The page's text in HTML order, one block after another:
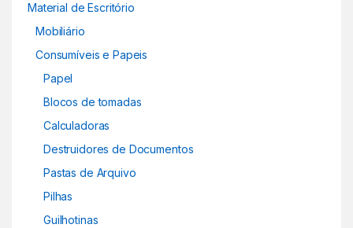
Material de Escritório
Mobiliário
Consumíveis e Papeis
Papel
Blocos de tomadas
Calculadoras
Destruidores de Documentos
Pastas de Arquivo
Pilhas
Guilhotinas